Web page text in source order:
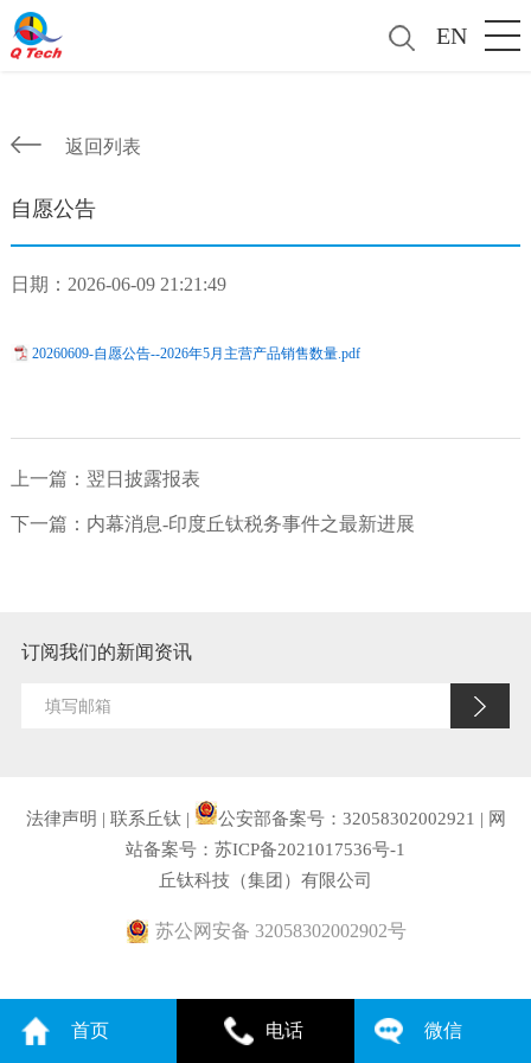
EN
返回列表
自愿公告
日期：2026-06-09 21:21:49
20260609-自愿公告--2026年5月主营产品销售数量.pdf
上一篇： 翌日披露报表
下一篇： 内幕消息-印度丘钛税务事件之最新进展
订阅我们的新闻资讯
法律声明 | 联系丘钛| 公安部备案号：32058302002921 | 网
站备案号：苏ICP备2021017536号-1
丘钛科技（集团）有限公司
苏公网安备 32058302002902号
首页 电话 微信